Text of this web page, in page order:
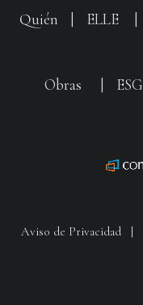
Quién ELLE
Obras ESG
Aviso de Privacidad|